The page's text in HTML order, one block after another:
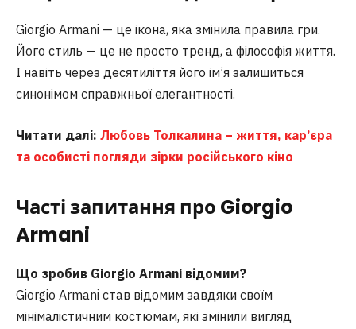
Giorgio Armani — це ікона, яка змінила правила гри.
Його стиль — це не просто тренд, а філософія життя.
І навіть через десятиліття його ім’я залишиться
синонімом справжньої елегантності.
Читати далі: Любовь Толкалина – життя, кар’єра
та особисті погляди зірки російського кіно
Часті запитання про Giorgio
Armani
Що зробив Giorgio Armani відомим?
Giorgio Armani став відомим завдяки своїм
мінімалістичним костюмам, які змінили вигляд